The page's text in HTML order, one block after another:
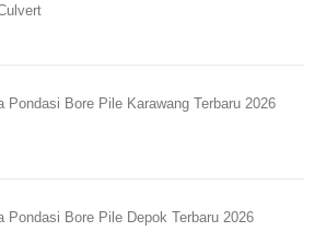
Pondasi Bore Pile Karawang Terbaru 2026
Pondasi Bore Pile Depok Terbaru 2026